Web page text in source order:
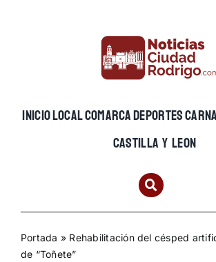
INICIOLOCALCOMARCADEPORTES
CASTILLA Y LEON
Portada » Rehabilitación del césped
de “Toñete”